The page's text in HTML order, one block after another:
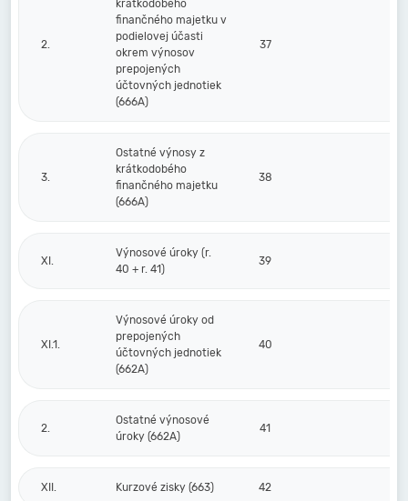
2.
krátkodobého
finančného majetku v
podielovej účasti
okrem výnosov
prepojených
účtovných jednotiek
(666A)
37
3.
Ostatné výnosy z
krátkodobého
finančného majetku
(666A)
38
XI.
Výnosové úroky (r.
40 + r. 41)
39
XI.1.
Výnosové úroky od
prepojených
účtovných jednotiek
(662A)
40
2.
Ostatné výnosové
úroky (662A)
41
XII. Kurzové zisky (663) 42